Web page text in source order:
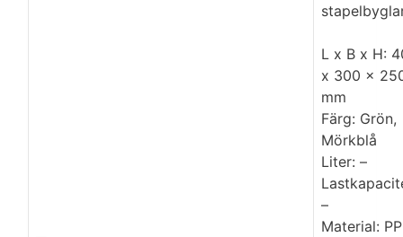
L x B x H:
x 300 x
mm
Färg: Grön,
Mörkblå
Liter: –
–
Material: PP